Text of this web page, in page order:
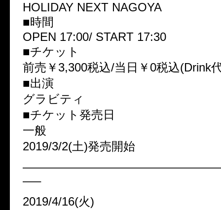
HOLIDAY NEXT NAGOYA
■時間
OPEN 17:00/ START 17:30
■チケット
前売￥3,300税込/当日￥0税込(Drink
■出演
グラビティ
■チケット発売日
一般
2019/3/2(土)発売開始
—–
2019/4/16(火)